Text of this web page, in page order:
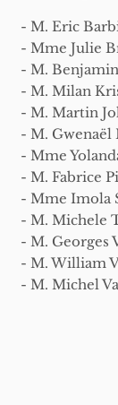
- M. Eric
- Mme Julie
- M.
- M. Milan
- M. Martin
- M.
- Mme
- M. Fabrice
- Mme Imola
- M. Michele
- M. Georges
- M. William
- M. Michel